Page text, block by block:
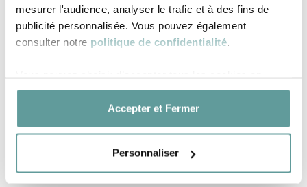
mesurer l'audience, analyser le trafic et à des fins de
publicité personnalisée. Vous pouvez également
consulter notre politique de confidentialité.
cliquant sur « Accepter et fermer » ou configurer vos
préférences. À tout moment, vous pouvez modifier ou
retirer votre consentement en paramétrant vos cookies.
Accepter et Fermer
Personnaliser
Une filière de réemploi est un réseau d’acteurs spécialisés
dans la remise en circulation des équipements encore
fonctionnels via le recondi…